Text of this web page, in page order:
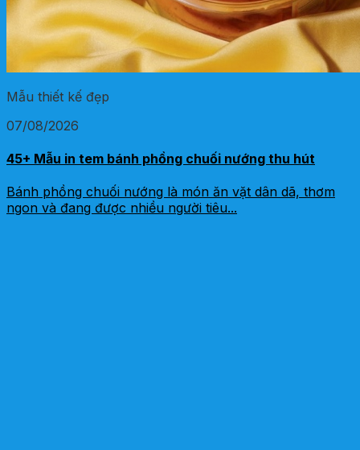
Mẫu thiết kế đẹp
07/08/2026
45+ Mẫu in tem bánh phồng chuối nướng thu hút
Bánh phồng chuối nướng là món ăn vặt dân dã, thơm
ngon và đang được nhiều người tiêu...